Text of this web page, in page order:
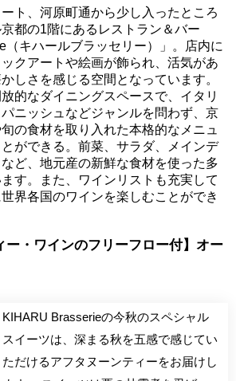
ト、河原町通から少し入ったところ
都の1階にあるレストラン＆バー
（キハールブラッセリー）」。店内に
クアートや絵画が飾られ、活気があ
しさを感じる空間となっています。
的なダイニングスペースで、イタリ
ニッシュなどジャンルを問わず、京
の食材を取り入れた本格的なメニュ
ができる。前菜、サラダ、メインデ
ど、地元産の新鮮な食材を使った多
す。また、ワインリストも充実して
界各国のワインを楽しむことができ
ー・ワインのフリーフロー付】オー
KIHARU Brasserieの今秋のスペシャル
スイーツは、深まる秋を五感で感じてい
ただけるアフタヌーンティーをお届けし